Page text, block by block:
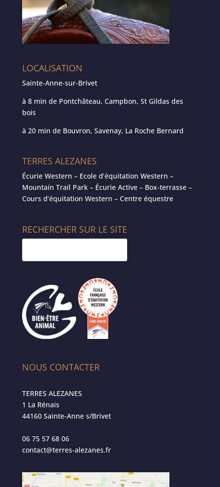
LOCALISATION
Sainte-Anne-sur-Brivet
à 8 min de Pontchâteau, Campbon, St Gildas des
bois
à 20 min de Bouvron, Savenay, La Roche Bernard
TERRES ALEZANES
Écurie Western – Ecole d’équitation Western –
Mountain Trail Park – Écurie Active – Box-terrasse –
Cours d’équitation Western – Centre équestre
RECHERCHER SUR LE SITE
NOUS CONTACTER
TERRES ALEZANES
1 La Rénais
44160 Sainte-Anne s/Brivet
06 75 57 68 06
contact@terres-alezanes.fr